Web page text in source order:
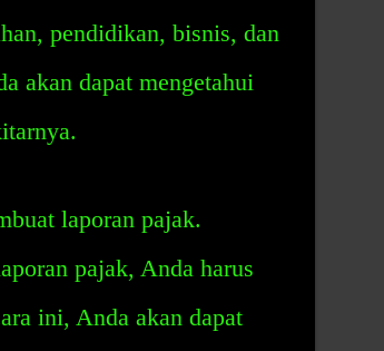
pendidikan, bisnis, dan
akan dapat mengetahui
laporan pajak.
pajak, Anda harus
ini, Anda akan dapat